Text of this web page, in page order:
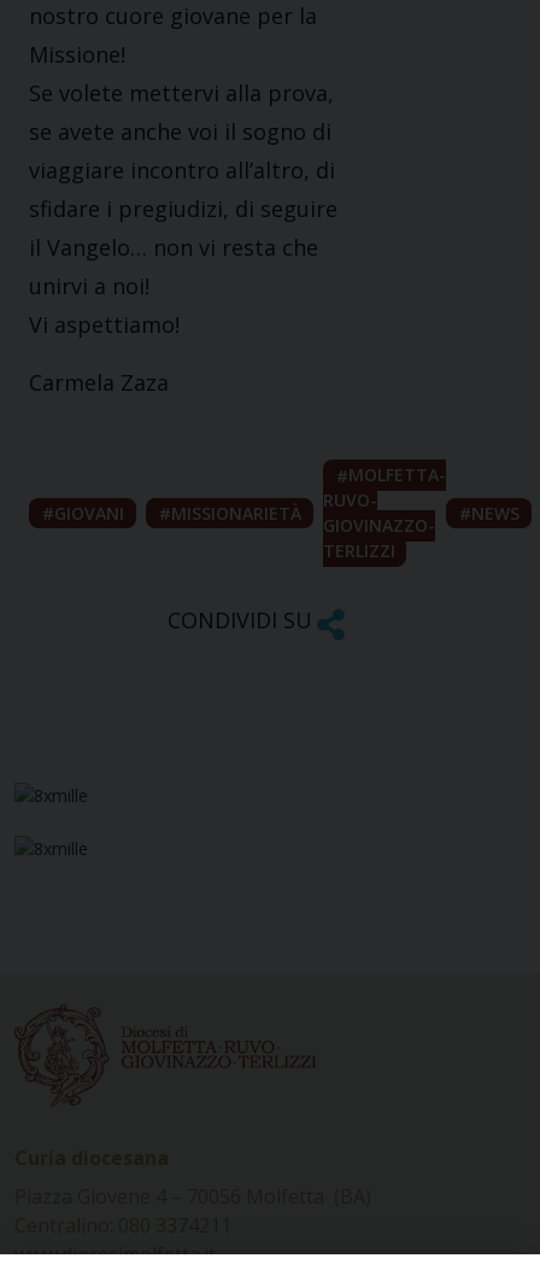
nostro cuore giovane per la
Missione!
Se volete mettervi alla prova,
se avete anche voi il sogno di
viaggiare incontro all’altro, di
sfidare i pregiudizi, di seguire
il Vangelo… non vi resta che
unirvi a noi!
Vi aspettiamo!
Carmela Zaza
GIOVANI MISSIONARIETÀ
MOLFETTA-
RUVO-
GIOVINAZZO-
TERLIZZI
NEWS
CONDIVIDI SU
www.diocesimolfetta.it –